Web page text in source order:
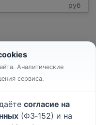
руб
Аналитические
сервиса.
согласие на
(ФЗ‑152) и на